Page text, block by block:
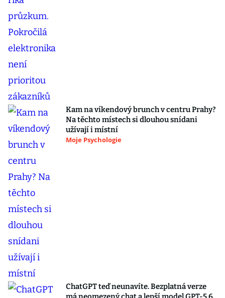
Kam na víkendový brunch v centru Prahy?
Na těchto místech si dlouhou snídani
užívají i místní
Moje Psychologie
ChatGPT teď neunavíte. Bezplatná verze